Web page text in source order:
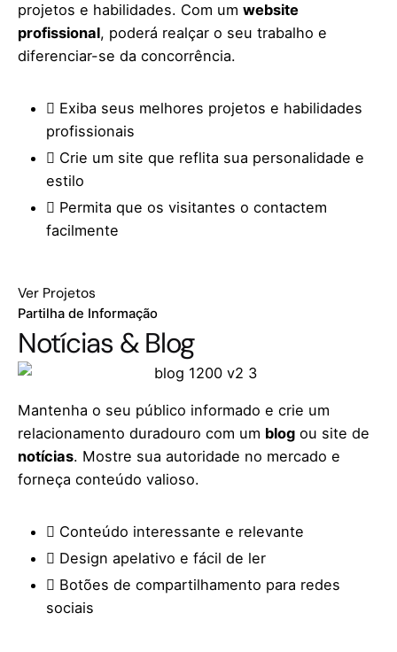
projetos e habilidades. Com um website
profissional, poderá realçar o seu trabalho e
diferenciar-se da concorrência.
Exiba seus melhores projetos e habilidades
profissionais
Crie um site que reflita sua personalidade e
estilo
Permita que os visitantes o contactem
facilmente
Ver Projetos
Mantenha o seu público informado e crie um
relacionamento duradouro com um blog ou site de
notícias. Mostre sua autoridade no mercado e
forneça conteúdo valioso.
Conteúdo interessante e relevante
Design apelativo e fácil de ler
Botões de compartilhamento para redes
sociais
Partilha de Informação
Notícias & Blog